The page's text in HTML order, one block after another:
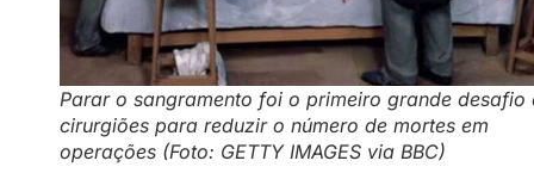
Parar o sangramento foi o primeiro grande desafio
cirurgiões para reduzir o número de mortes em
operações (Foto: GETTY IMAGES via BBC)